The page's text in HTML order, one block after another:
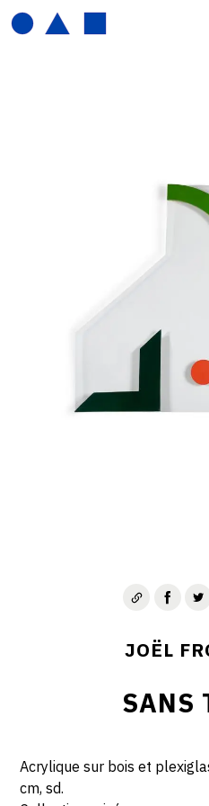
CATALOGUE
JOËL
SANS
Acrylique sur bois et
cm, sd.